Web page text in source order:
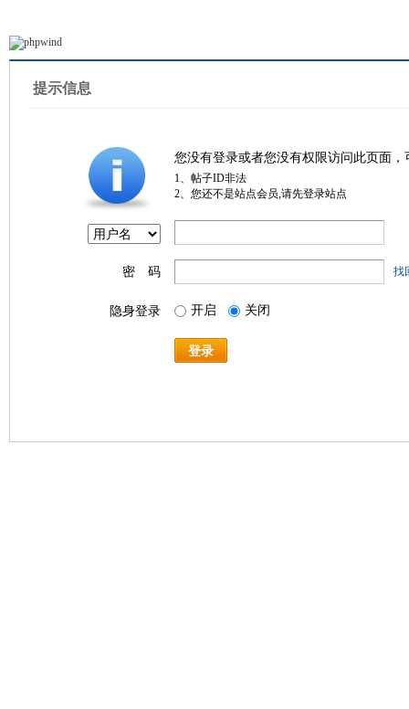
提示信息
您没有登录或者您没有权限访问此页面
1、帖子ID非法
2、您还不是站点会员,请先登录站点
密 码 找
隐身登录 开启 关闭
登录